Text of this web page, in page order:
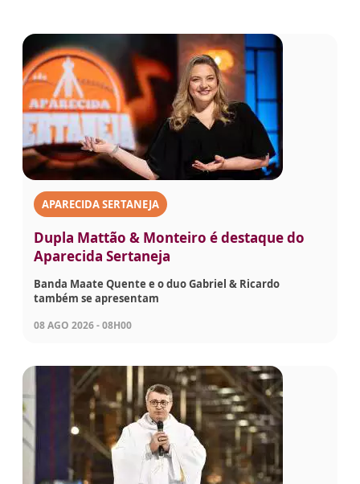
APARECIDA SERTANEJA
Dupla Mattão & Monteiro é destaque do
Aparecida Sertaneja
Banda Maate Quente e o duo Gabriel & Ricardo
também se apresentam
08 AGO 2026 - 08H00